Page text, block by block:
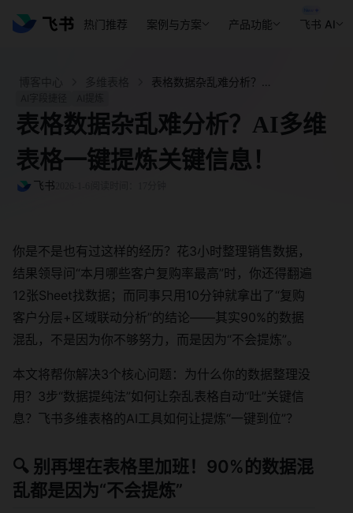
热门推荐 案例与方案 产品功能 飞书 AI
表格数据杂乱难分析？AI多维
表格一键提炼关键信息！
飞书
你是不是也有过这样的经历？花3小时整理销售数据，
结果领导问“本月哪些客户复购率最高”时，你还得翻遍
12张Sheet找数据；而同事只用10分钟就拿出了“复购
客户分层+区域联动分析”的结论——其实90%的数据
混乱，不是因为你不够努力，而是因为“不会提炼”。
本文将帮你解决3个核心问题：为什么你的数据整理没
用？3步“数据提纯法”如何让杂乱表格自动“吐”关键信
息？飞书多维表格的AI工具如何让提炼“一键到位”？
🔍 别再埋在表格里加班！90%的数据混
乱都是因为“不会提炼”